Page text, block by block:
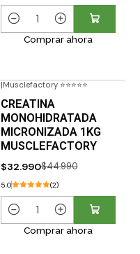
d
a
d
Comprar ahora
|Musclefactory ⭐⭐⭐⭐⭐
CREATINA
MONOHIDRATADA
MICRONIZADA 1KG
MUSCLEFACTORY
$32.990$44.990
5.0 (2)
Comprar ahora